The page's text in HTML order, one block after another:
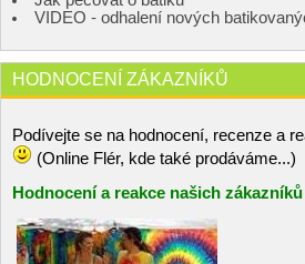
VIDEO - odhalení nových
HODNOCENÍ ZÁKAZNÍKŮ
Podívejte se na hodnocení, recenze a
(Online Flér, kde také prodáváme...)
Hodnocení a reakce našich zákazníků